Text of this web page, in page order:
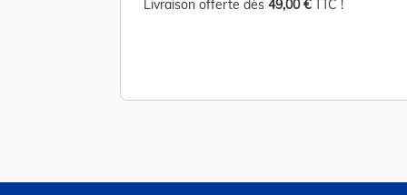
Livraison offerte dès 49,00 €TTC !